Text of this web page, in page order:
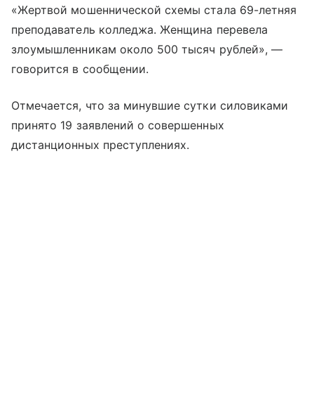
«Жертвой мошеннической схемы стала 69-летняя
преподаватель колледжа. Женщина перевела
злоумышленникам около 500 тысяч рублей», —
говорится в сообщении.
Отмечается, что за минувшие сутки силовиками
принято 19 заявлений о совершенных
дистанционных преступлениях.